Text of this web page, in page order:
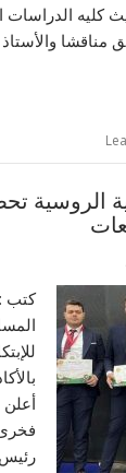
الدراسات
مناقشا
الروسية
كتب